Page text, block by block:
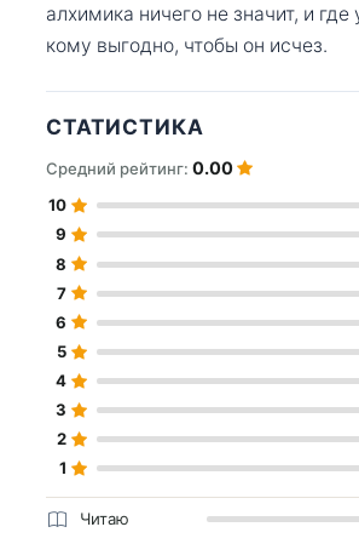
алхимика ничего не значит, и
кому выгодно, чтобы он исчез.
СТАТИСТИКА
Средний рейтинг: 0.00
10
9
8
7
6
5
4
3
2
1
Читаю